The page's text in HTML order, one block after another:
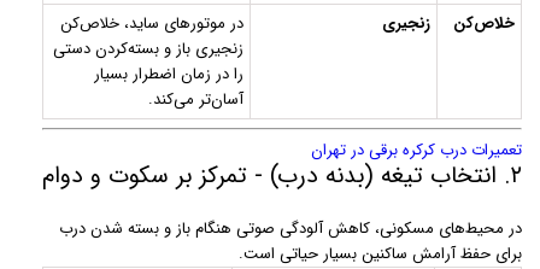
خلاص‌کن
زنجیری
در موتورهای ساید، خلاص‌کن
زنجیری باز و بسته‌کردن دستی
را در زمان اضطرار بسیار
آسان‌تر می‌کند.
تعمیرات درب کرکره برقی در تهران
۲. انتخاب تیغه (بدنه درب) - تمرکز بر سکوت و دوام
در محیط‌های مسکونی، کاهش آلودگی صوتی هنگام باز و بسته شدن درب
برای حفظ آرامش ساکنین بسیار حیاتی است.